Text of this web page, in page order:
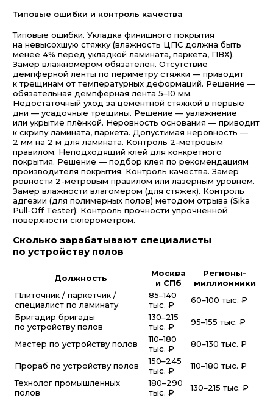
Типовые ошибки и контроль качества
Типовые ошибки. Укладка финишного покрытия
на невысохшую стяжку (влажность ЦПС должна быть
менее 4% перед укладкой ламината, паркета, ПВХ).
Замер влажномером обязателен. Отсутствие
демпферной ленты по периметру стяжки — приводит
к трещинам от температурных деформаций. Решение —
обязательная демпферная лента 5–10 мм.
Недостаточный уход за цементной стяжкой в первые
дни — усадочные трещины. Решение — увлажнение
или укрытие плёнкой. Неровность основания — приводит
к скрипу ламината, паркета. Допустимая неровность —
2 мм на 2 м для ламината. Контроль 2-метровым
правилом. Неподходящий клей для конкретного
покрытия. Решение — подбор клея по рекомендациям
производителя покрытия. Контроль качества. Замер
ровности 2-метровым правилом или лазерным уровнем.
Замер влажности влагомером (для стяжек). Контроль
адгезии (для полимерных полов) методом отрыва (Sika
Pull-Off Tester). Контроль прочности упрочнённой
поверхности склерометром.
Сколько зарабатывают специалисты
по устройству полов
Должность
Москва
и СПб
Регионы-
миллионники
Плиточник / паркетчик /
специалист по ламинату
85–140
тыс. ₽
60–100 тыс. ₽
Бригадир бригады
по устройству полов
130–215
тыс. ₽
95–155 тыс. ₽
Мастер по устройству полов
110–180
тыс. ₽
80–130 тыс. ₽
Прораб по устройству полов
150–245
тыс. ₽
110–180 тыс. ₽
Технолог промышленных
полов
180–290
тыс. ₽
130–215 тыс. ₽